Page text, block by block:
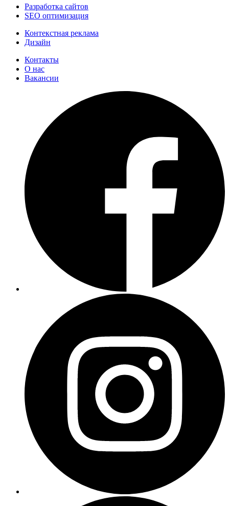
Разработка сайтов
SEO оптимизация
Контекстная реклама
Дизайн
Контакты
О нас
Вакансии